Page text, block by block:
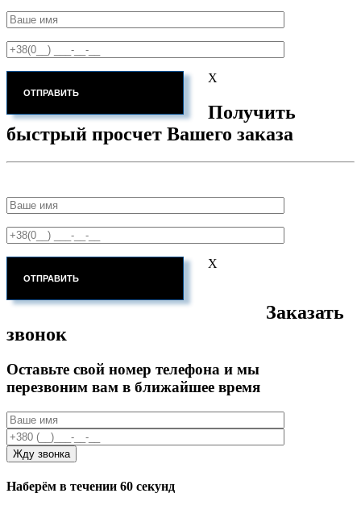
X
Получить
быстрый просчет Вашего заказа
X
Заказать
звонок
Оставьте свой номер телефона и мы
перезвоним вам в ближайшее время
Наберём в течении 60 секунд